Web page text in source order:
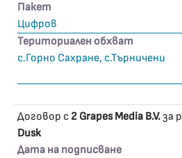
Пакет
Цифров
Териториален обхват
с.Горно Сахране, с.Търничени
Договор с 2 Grapes Media B.V.за
Dusk
Дата на подписване